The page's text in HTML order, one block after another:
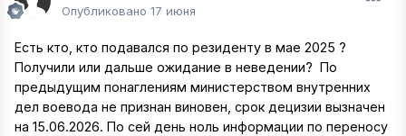
Опубликовано 17 июня
Есть кто, кто подавался по резиденту в мае 2025 ?
Получили или дальше ожидание в неведении? По
предыдущим понаглениям министерством внутренних
дел воевода не признан виновен, срок децизии вызначен
на 15.06.2026. По сей день ноль информации по переносу